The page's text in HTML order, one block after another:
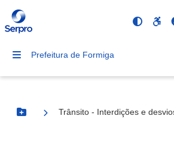
Prefeitura de Formiga
Botão Menu
Trânsito - Interdições e